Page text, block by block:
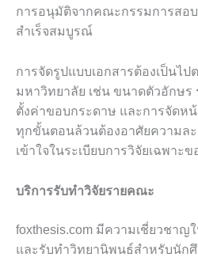
การอนุมัติจากคณะกรรมการสอ
สำเร็จสมบูรณ์
การจัดรูปแบบเอกสารต้องเป็นไ
มหาวิทยาลัย เช่น ขนาดตัวอักษร
ตั้งค่าขอบกระดาษ และการจัดห
ทุกขั้นตอนล้วนต้องอาศัยความล
เข้าใจในระเบียบการวิจัยเฉพาะ
บริการรับทำวิจัยรายคณะ
foxthesis.com มีความเชี่ยวชาญ
และรับทำวิทยานิพนธ์สำหรับนัก